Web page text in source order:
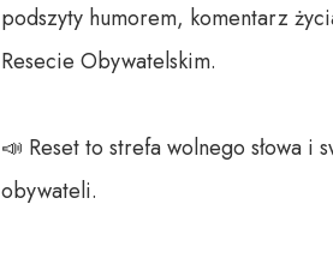
podszyty humorem, komentarz
Resecie Obywatelskim.
📣 Reset to strefa wolnego słowa
obywateli.